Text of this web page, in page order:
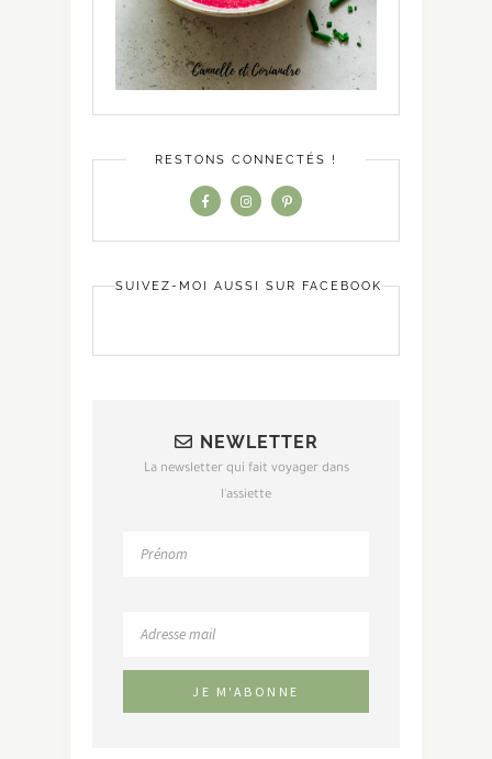
RESTONS CONNECTÉS !
SUIVEZ-MOI AUSSI SUR FACEBOOK
NEWLETTER
La newsletter qui fait voyager dans
l'assiette